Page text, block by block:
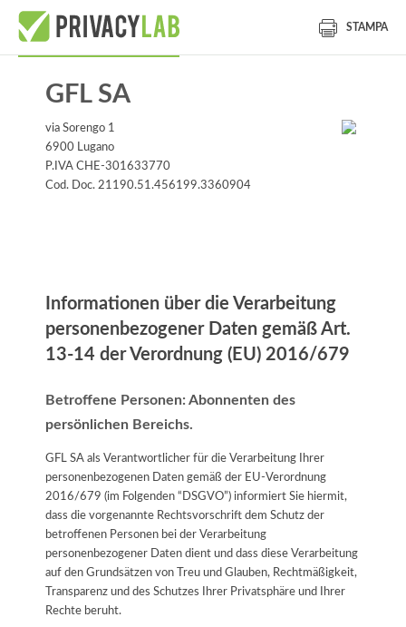
STAMPA
GFL SA
via Sorengo 1
6900 Lugano
P.IVA CHE-301633770
Cod. Doc. 21190.51.456199.3360904
Informationen über die Verarbeitung
personenbezogener Daten gemäß Art.
13-14 der Verordnung (EU) 2016/679
Betroffene Personen: Abonnenten des
persönlichen Bereichs.
GFL SA als Verantwortlicher für die Verarbeitung Ihrer
personenbezogenen Daten gemäß der EU-Verordnung
2016/679 (im Folgenden “DSGVO”) informiert Sie hiermit,
dass die vorgenannte Rechtsvorschrift dem Schutz der
betroffenen Personen bei der Verarbeitung
personenbezogener Daten dient und dass diese Verarbeitung
auf den Grundsätzen von Treu und Glauben, Rechtmäßigkeit,
Transparenz und des Schutzes Ihrer Privatsphäre und Ihrer
Rechte beruht.